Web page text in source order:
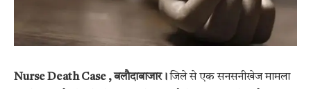
Nurse Death Case , बलौदाबाजार। जिले से एक सनसनीखेज मामला